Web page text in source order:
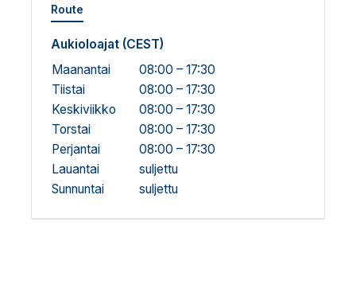
Route
Aukioloajat (CEST)
Maanantai
08:00 – 17:30
Tiistai
08:00 – 17:30
Keskiviikko
08:00 – 17:30
Torstai
08:00 – 17:30
Perjantai
08:00 – 17:30
Lauantai
suljettu
Sunnuntai
suljettu